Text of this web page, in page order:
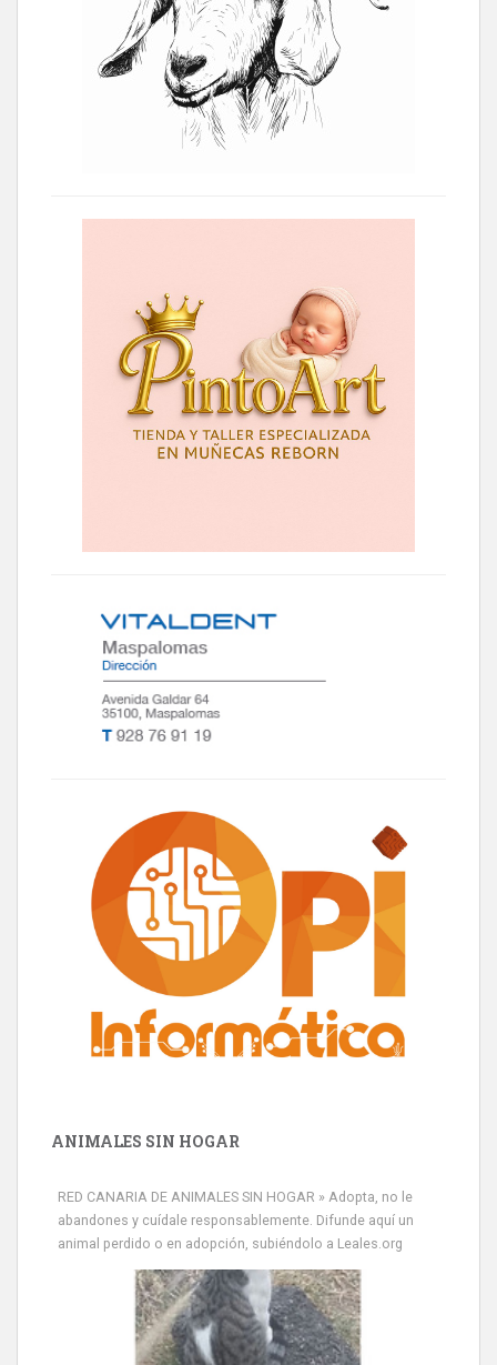
ANIMALES SIN HOGAR
RED CANARIA DE ANIMALES SIN HOGAR » Adopta, no le
abandones y cuídale responsablemente. Difunde aquí un
animal perdido o en adopción, subiéndolo a Leales.org